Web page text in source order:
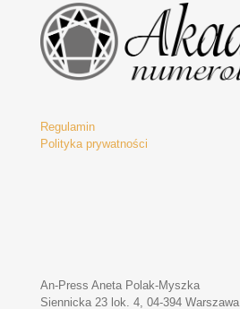
Regulamin
Polityka prywatności
An-Press Aneta Polak-Myszka
Siennicka 23 lok. 4, 04-394 Warszawa